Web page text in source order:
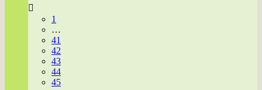
1
…
41
42
43
44
45